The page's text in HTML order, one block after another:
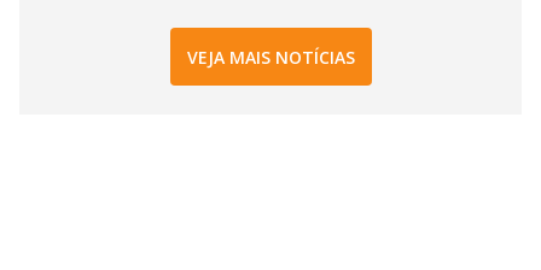
VEJA MAIS NOTÍCIAS